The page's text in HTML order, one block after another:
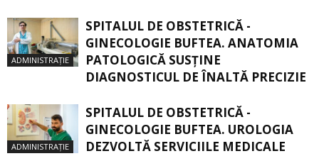
ADMINISTRAȚIE
SPITALUL DE OBSTETRICĂ -
GINECOLOGIE BUFTEA. ANATOMIA
PATOLOGICĂ SUSŢINE
DIAGNOSTICUL DE ÎNALTĂ PRECIZIE
ADMINISTRAȚIE
SPITALUL DE OBSTETRICĂ -
GINECOLOGIE BUFTEA. UROLOGIA
DEZVOLTĂ SERVICIILE MEDICALE